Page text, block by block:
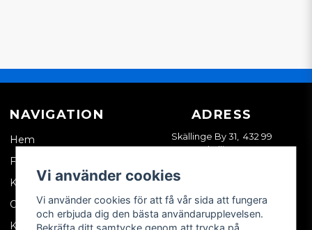
NAVIGATION
Hem
Företagskund
Kontakta oss
Om oss
Köpvillkor
ADRESS
Skällinge By 31, 432 99
Skällinge
Vi använder cookies
Vi använder cookies för att få vår sida att fungera
och erbjuda dig den bästa användarupplevelsen.
Bekräfta ditt samtycke genom att trycka på